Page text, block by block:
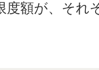
度額が、それ